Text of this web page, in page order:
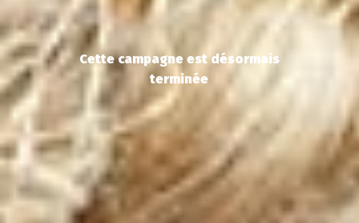
Cette campagne est désormais
terminée